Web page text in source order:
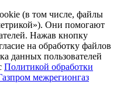
(в том числе, файлы
Они помогают
Нажав кнопку
на обработку файлов
данных пользователей
Политикой обработки
межрегионгаз